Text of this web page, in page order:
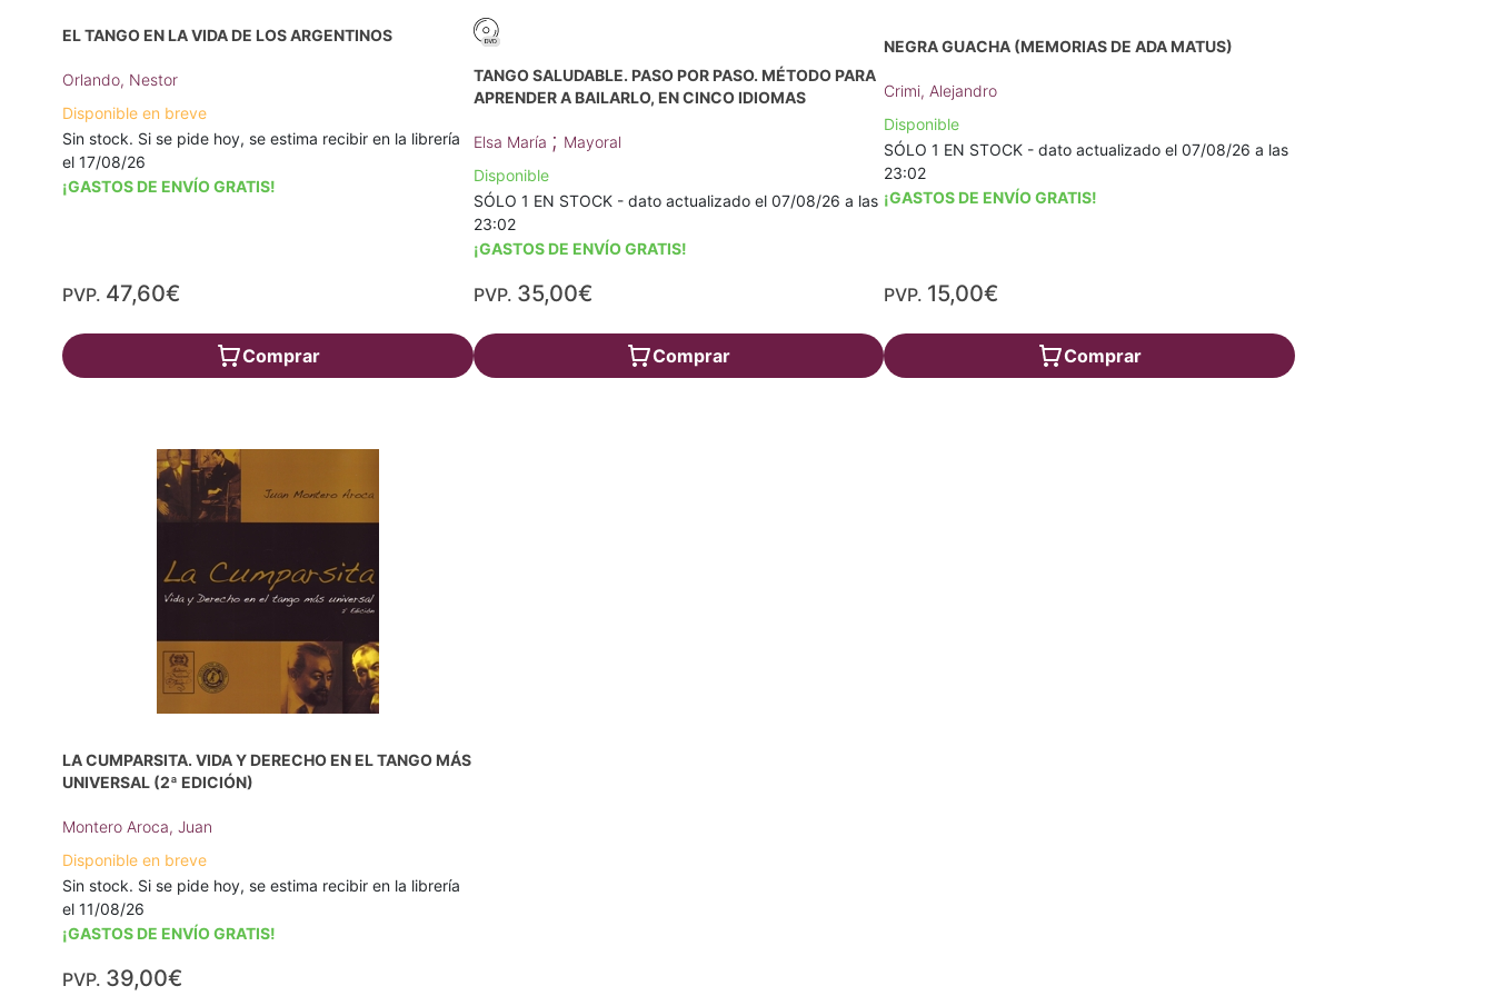
EL TANGO EN LA VIDA DE LOS ARGENTINOS
Orlando, Nestor
Disponible en breve
Sin stock. Si se pide hoy, se estima recibir en la librería
el 17/08/26
¡GASTOS DE ENVÍO GRATIS!
PVP. 47,60€
Comprar
TANGO SALUDABLE. PASO POR PASO. MÉTODO PARA
APRENDER A BAILARLO, EN CINCO IDIOMAS
Elsa María ; Mayoral
Disponible
SÓLO 1 EN STOCK - dato actualizado el 07/08/26 a las
23:02
¡GASTOS DE ENVÍO GRATIS!
PVP. 35,00€
Comprar
NEGRA GUACHA (MEMORIAS DE ADA MATUS)
Crimi, Alejandro
Disponible
SÓLO 1 EN STOCK - dato actualizado el 07/08/26 a las
23:02
¡GASTOS DE ENVÍO GRATIS!
PVP. 15,00€
Comprar
LA CUMPARSITA. VIDA Y DERECHO EN EL TANGO MÁS
UNIVERSAL (2ª EDICIÓN)
Montero Aroca, Juan
Disponible en breve
Sin stock. Si se pide hoy, se estima recibir en la librería
el 11/08/26
¡GASTOS DE ENVÍO GRATIS!
PVP. 39,00€